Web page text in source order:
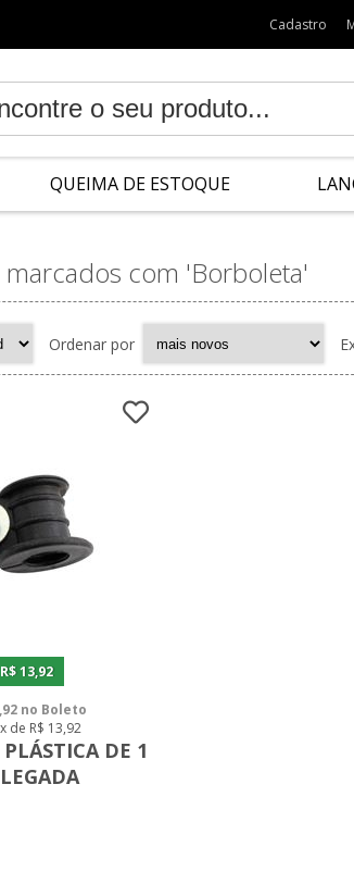
Cadastro
QUEIMA DE ESTOQUE
com 'Borboleta'
Ordenar por
R$ 13,92
no Boleto
de R$ 13,92
DE 1